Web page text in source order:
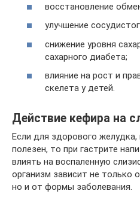
восстановление
улучшение
снижение уровня
сахарного диабета;
влияние на рост и
скелета у детей.
Действие кефира на
Если для здорового желудка,
полезен, то при гастрите
влиять на воспаленную
организм зависит не только
но и от формы заболевания.